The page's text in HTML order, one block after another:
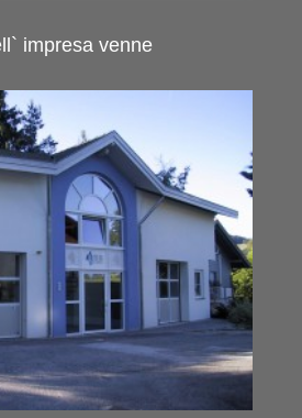
impresa venne